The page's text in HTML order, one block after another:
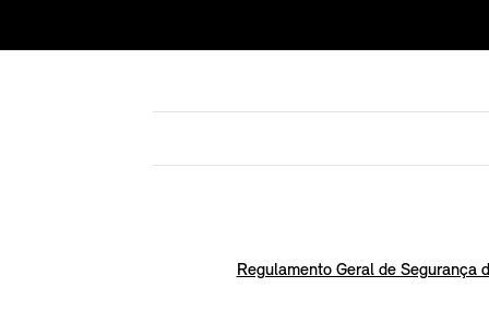
Regulamento Geral de Segurança